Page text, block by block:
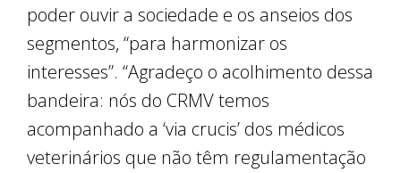
poder ouvir a sociedade e os anseios dos
segmentos, “para harmonizar os
interesses”. “Agradeço o acolhimento dessa
bandeira: nós do CRMV temos
acompanhado a ‘via crucis’ dos médicos
veterinários que não têm regulamentação